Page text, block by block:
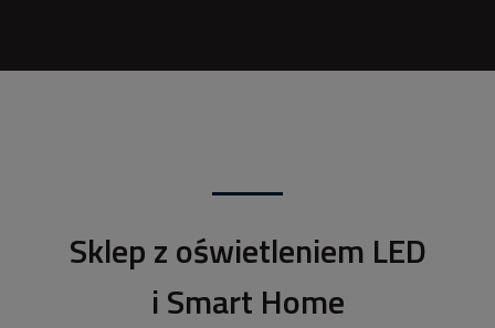
Sklep z oświetleniem LED
i Smart Home